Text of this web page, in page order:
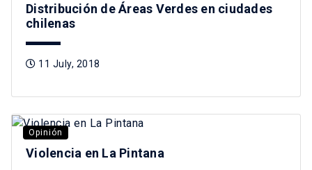
Distribución de Áreas Verdes en ciudades
chilenas
11 July, 2018
Opinión
Violencia en La Pintana